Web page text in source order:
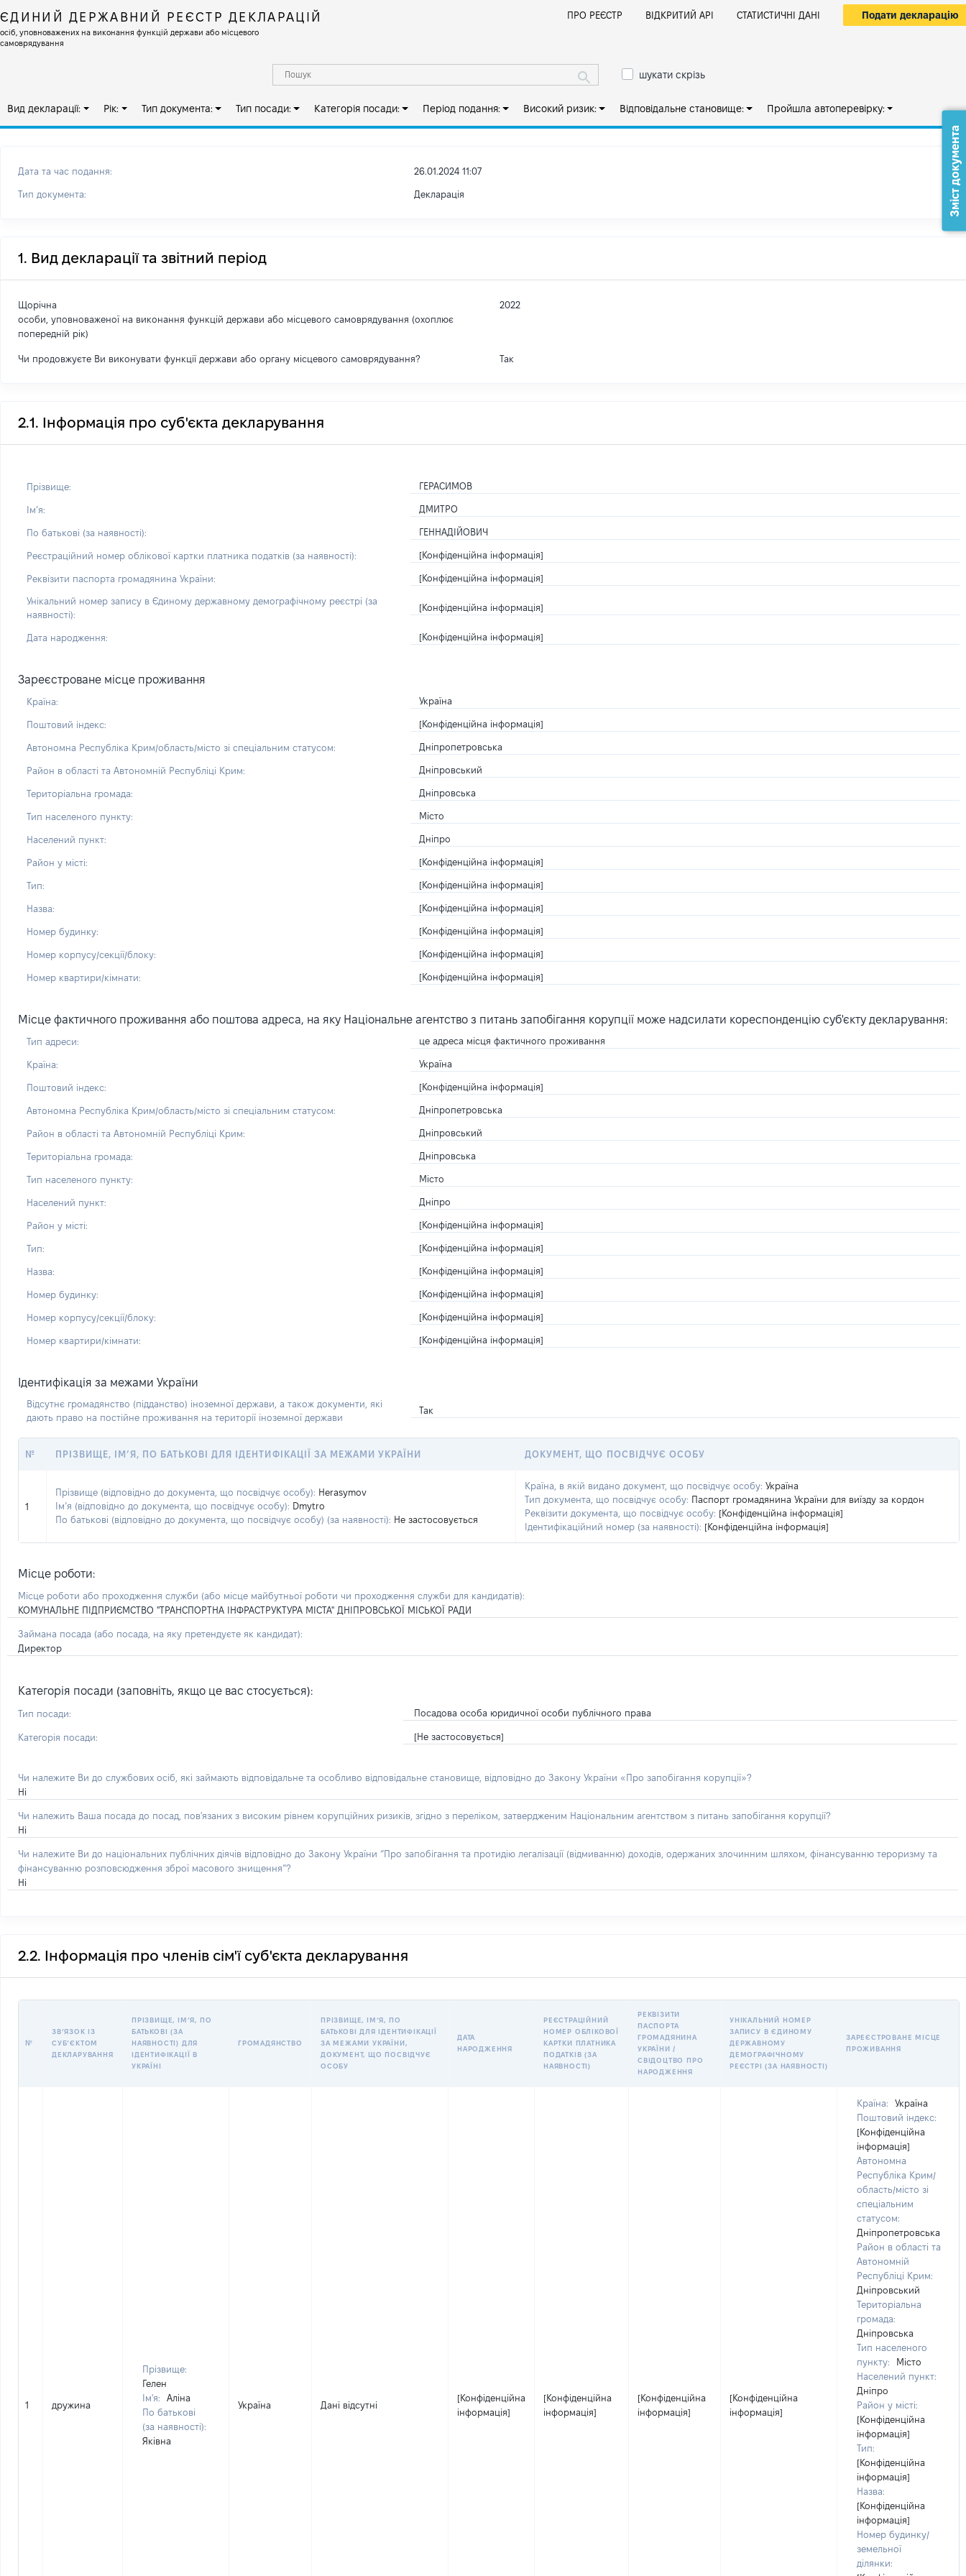
ЄДИНИЙ ДЕРЖАВНИЙ РЕЄСТР ДЕКЛАРАЦІЙ
осіб, уповноважених на виконання функцій держави або місцевого
самоврядування
ПРО РЕЄСТР ВІДКРИТИЙ АРІ СТАТИСТИЧНІ ДАНІ Подати декларацію
шукати скрізь
Вид декларації: Рік: Тип документа: Тип посади: Категорія посади: Період подання: Високий ризик: Відповідальне становище: Пройшла автоперевірку:
Дата та час подання: 26.01.2024 11:07
Тип документа: Декларація
1. Вид декларації та звітний період
Щорічна
особи, уповноваженої на виконання функцій держави або місцевого самоврядування (охоплює
попередній рік)
2022
Чи продовжуєте Ви виконувати функції держави або органу місцевого самоврядування? Так
2.1. Інформація про суб'єкта декларування
Прізвище: ГЕРАСИМОВ
Імʼя: ДМИТРО
По батькові (за наявності): ГЕННАДІЙОВИЧ
Реєстраційний номер облікової картки платника податків (за наявності): [Конфіденційна інформація]
Реквізити паспорта громадянина України: [Конфіденційна інформація]
Унікальний номер запису в Єдиному державному демографічному реєстрі (за
наявності):
[Конфіденційна інформація]
Дата народження: [Конфіденційна інформація]
Зареєстроване місце проживання
Країна: Україна
Поштовий індекс: [Конфіденційна інформація]
Автономна Республіка Крим/область/місто зі спеціальним статусом: Дніпропетровська
Район в області та Автономній Республіці Крим: Дніпровський
Територіальна громада: Дніпровська
Тип населеного пункту: Місто
Населений пункт: Дніпро
Район у місті: [Конфіденційна інформація]
Тип: [Конфіденційна інформація]
Назва: [Конфіденційна інформація]
Номер будинку: [Конфіденційна інформація]
Номер корпусу/секції/блоку: [Конфіденційна інформація]
Номер квартири/кімнати: [Конфіденційна інформація]
Місце фактичного проживання або поштова адреса, на яку Національне агентство з питань запобігання корупції може надсилати кореспонденцію суб'єкту декларування:
Тип адреси: це адреса місця фактичного проживання
Країна: Україна
Поштовий індекс: [Конфіденційна інформація]
Автономна Республіка Крим/область/місто зі спеціальним статусом: Дніпропетровська
Район в області та Автономній Республіці Крим: Дніпровський
Територіальна громада: Дніпровська
Тип населеного пункту: Місто
Населений пункт: Дніпро
Район у місті: [Конфіденційна інформація]
Тип: [Конфіденційна інформація]
Назва: [Конфіденційна інформація]
Номер будинку: [Конфіденційна інформація]
Номер корпусу/секції/блоку: [Конфіденційна інформація]
Номер квартири/кімнати: [Конфіденційна інформація]
Ідентифікація за межами України
Відсутнє громадянство (підданство) іноземної держави, а також документи, які
дають право на постійне проживання на території іноземної держави
Так
№ ПРІЗВИЩЕ, ІМ’Я, ПО БАТЬКОВІ ДЛЯ ІДЕНТИФІКАЦІЇ ЗА МЕЖАМИ УКРАЇНИ ДОКУМЕНТ, ЩО ПОСВІДЧУЄ ОСОБУ
1
Прізвище (відповідно до документа, що посвідчує особу): Herasymov
Ім’я (відповідно до документа, що посвідчує особу): Dmytro
По батькові (відповідно до документа, що посвідчує особу) (за наявності): Не застосовується
Країна, в якій видано документ, що посвідчує особу: Україна
Тип документа, що посвідчує особу: Паспорт громадянина України для виїзду за кордон
Реквізити документа, що посвідчує особу: [Конфіденційна інформація]
Ідентифікаційний номер (за наявності): [Конфіденційна інформація]
Місце роботи:
Місце роботи або проходження служби (або місце майбутньої роботи чи проходження служби для кандидатів):
КОМУНАЛЬНЕ ПІДПРИЄМСТВО "ТРАНСПОРТНА ІНФРАСТРУКТУРА МІСТА" ДНІПРОВСЬКОЇ МІСЬКОЇ РАДИ
Займана посада (або посада, на яку претендуєте як кандидат):
Директор
Категорія посади (заповніть, якщо це вас стосується):
Тип посади: Посадова особа юридичної особи публічного права
Категорія посади: [Не застосовується]
Чи належите Ви до службових осіб, які займають відповідальне та особливо відповідальне становище, відповідно до Закону України «Про запобігання корупції»?
Ні
Чи належить Ваша посада до посад, пов'язаних з високим рівнем корупційних ризиків, згідно з переліком, затвердженим Національним агентством з питань запобігання корупції?
Ні
Чи належите Ви до національних публічних діячів відповідно до Закону України “Про запобігання та протидію легалізації (відмиванню) доходів, одержаних злочинним шляхом, фінансуванню тероризму та
фінансуванню розповсюдження зброї масового знищення”?
Ні
2.2. Інформація про членів сім'ї суб'єкта декларування
№
ЗВʼЯЗОК ІЗ
СУБʼЄКТОМ
ДЕКЛАРУВАННЯ
ПРІЗВИЩЕ, ІМʼЯ, ПО
БАТЬКОВІ (ЗА
НАЯВНОСТІ) ДЛЯ
ІДЕНТИФІКАЦІЇ В
УКРАЇНІ
ГРОМАДЯНСТВО
ПРІЗВИЩЕ, ІМʼЯ, ПО
БАТЬКОВІ ДЛЯ ІДЕНТИФІКАЦІЇ
ЗА МЕЖАМИ УКРАЇНИ,
ДОКУМЕНТ, ЩО ПОСВІДЧУЄ
ОСОБУ
ДАТА
НАРОДЖЕННЯ
РЕЄСТРАЦІЙНИЙ
НОМЕР ОБЛІКОВОЇ
КАРТКИ ПЛАТНИКА
ПОДАТКІВ (ЗА
НАЯВНОСТІ)
РЕКВІЗИТИ
ПАСПОРТА
ГРОМАДЯНИНА
УКРАЇНИ /
СВІДОЦТВО ПРО
НАРОДЖЕННЯ
УНІКАЛЬНИЙ НОМЕР
ЗАПИСУ В ЄДИНОМУ
ДЕРЖАВНОМУ
ДЕМОГРАФІЧНОМУ
РЕЄСТРІ (ЗА НАЯВНОСТІ)
ЗАРЕЄСТРОВАНЕ МІСЦЕ
ПРОЖИВАННЯ
1 дружина
Прізвище:
Гелен
Ім'я:
Аліна
По батькові
(за наявності):
Яківна
Україна Дані відсутні
[Конфіденційна
інформація]
[Конфіденційна
інформація]
[Конфіденційна
інформація]
[Конфіденційна
інформація]
Країна:
Україна
Поштовий індекс:
[Конфіденційна
інформація]
Автономна
Республіка Крим/
область/місто зі
спеціальним
статусом:
Дніпропетровська
Район в області та
Автономній
Республіці Крим:
Дніпровський
Територіальна
громада:
Дніпровська
Тип населеного
пункту:
Місто
Населений пункт:
Дніпро
Район у місті:
[Конфіденційна
інформація]
Тип:
[Конфіденційна
інформація]
Назва:
[Конфіденційна
інформація]
Номер будинку/
земельної
ділянки:
Зміст документа